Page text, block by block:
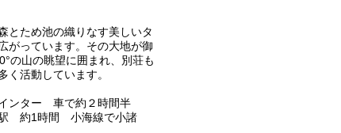
とため池の織りなす美しいタ
がっています。その大地が御
の山の眺望に囲まれ、別荘も
く活動しています。
ンター 車で約２時間半
駅 約1時間 小海線で小諸